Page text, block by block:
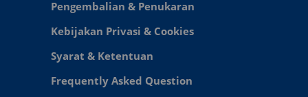
Pengembalian & Penukaran
Kebijakan Privasi & Cookies
Syarat & Ketentuan
Frequently Asked Question